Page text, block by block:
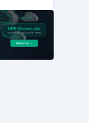
des